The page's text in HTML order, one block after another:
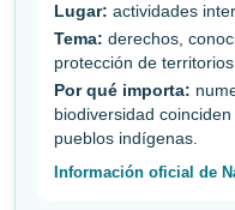
Lugar: actividades
Tema: derechos,
protección de
Por qué importa:
biodiversidad
pueblos indígenas.
Información oficial de